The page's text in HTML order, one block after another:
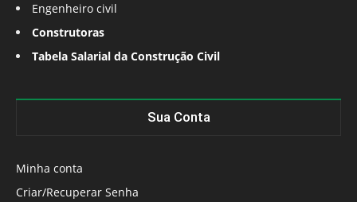
Engenheiro civil
Construtoras
Tabela Salarial da Construção Civil
Sua Conta
Minha conta
Criar/Recuperar Senha